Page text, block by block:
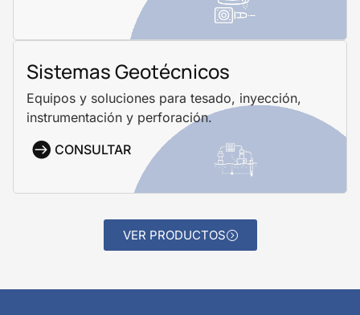
Sistemas Geotécnicos
Equipos y soluciones para tesado, inyección,
instrumentación y perforación.
CONSULTAR
VER PRODUCTOS